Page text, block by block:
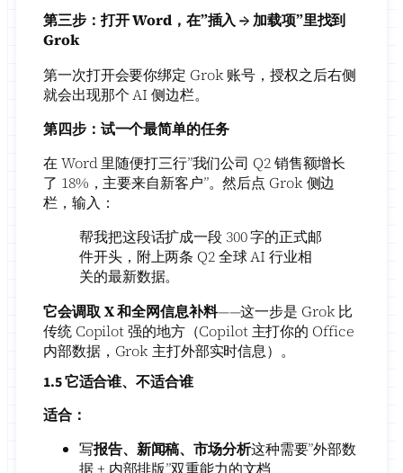
第三步：打开 Word，在”插入 → 加载项”里找到
Grok
第一次打开会要你绑定 Grok 账号，授权之后右侧
就会出现那个 AI 侧边栏。
第四步：试一个最简单的任务
在 Word 里随便打三行”我们公司 Q2 销售额增长
了 18%，主要来自新客户”。然后点 Grok 侧边
栏，输入：
帮我把这段话扩成一段 300 字的正式邮
件开头，附上两条 Q2 全球 AI 行业相
关的最新数据。
它会调取 X 和全网信息补料——这一步是 Grok 比
传统 Copilot 强的地方（Copilot 主打你的 Office
内部数据，Grok 主打外部实时信息）。
1.5 它适合谁、不适合谁
适合：
写报告、新闻稿、市场分析这种需要”外部数
据 + 内部排版”双重能力的文档